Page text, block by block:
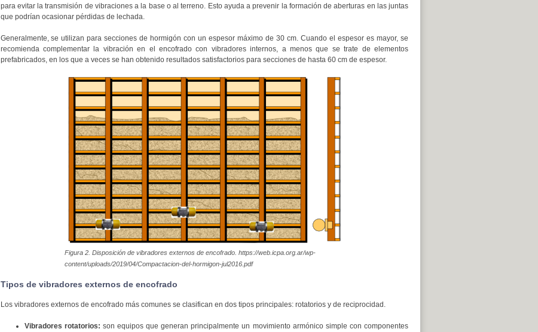
para evitar la transmisión de vibraciones a la base o al terreno. Esto ayuda a prevenir la formación de aberturas en las juntas
que podrían ocasionar pérdidas de lechada.
Generalmente, se utilizan para secciones de hormigón con un espesor máximo de 30 cm. Cuando el espesor es mayor, se
recomienda complementar la vibración en el encofrado con vibradores internos, a menos que se trate de elementos
prefabricados, en los que a veces se han obtenido resultados satisfactorios para secciones de hasta 60 cm de espesor.
Figura 2. Disposición de vibradores externos de encofrado. https://web.icpa.org.ar/wp-
content/uploads/2019/04/Compactacion-del-hormigon-jul2016.pdf
Tipos de vibradores externos de encofrado
Los vibradores externos de encofrado más comunes se clasifican en dos tipos principales: rotatorios y de reciprocidad.
Vibradores rotatorios: son equipos que generan principalmente un movimiento armónico simple con componentes